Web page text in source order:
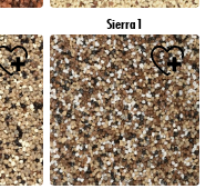
Sierra1